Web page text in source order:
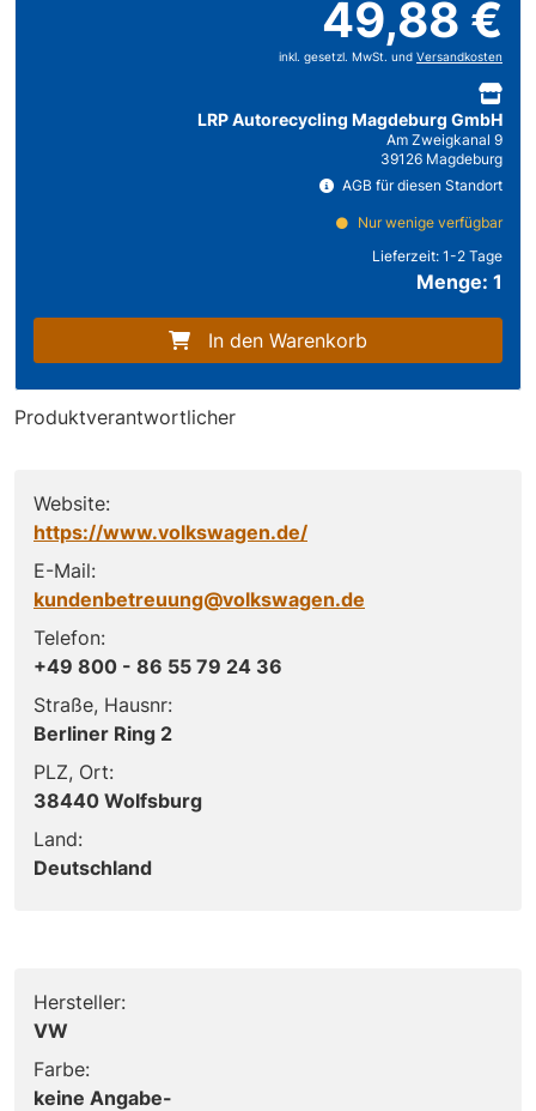
49,88 €
inkl. gesetzl. MwSt. und Versandkosten
LRP Autorecycling Magdeburg GmbH
Am Zweigkanal 9
39126 Magdeburg
AGB für diesen Standort
Nur wenige verfügbar
Lieferzeit: 1-2 Tage
Menge: 1
In den Warenkorb
Produktverantwortlicher
Website:
https://www.volkswagen.de/
E-Mail:
kundenbetreuung@volkswagen.de
Telefon:
+49 800 - 86 55 79 24 36
Straße, Hausnr:
Berliner Ring 2
PLZ, Ort:
38440 Wolfsburg
Land:
Deutschland
Hersteller:
VW
Farbe:
keine Angabe-